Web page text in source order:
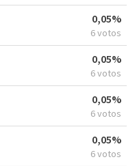
0,05%
6 votos
0,05%
6 votos
0,05%
6 votos
0,05%
6 votos